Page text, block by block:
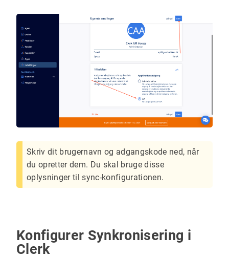
Skriv dit brugernavn og adgangskode ned, når
du opretter dem. Du skal bruge disse
oplysninger til sync-konfigurationen.
Konfigurer Synkronisering i
Clerk